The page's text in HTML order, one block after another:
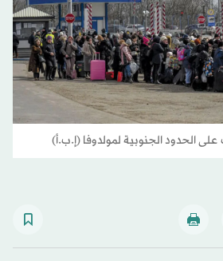
الحدود الجنوبية لمولدوفا (إ.ب.أ)